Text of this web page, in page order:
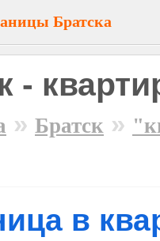
Братска
-
» Братск »
в